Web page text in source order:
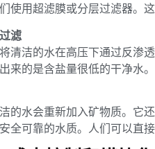
使用超滤膜或分层过滤器。
滤
清洁的水在高压下通过反渗
来的是含盐量很低的干净水。
的水会重新加入矿物质。它
全可靠的水质。人们可以直